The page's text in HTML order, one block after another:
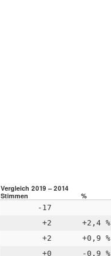
Vergleich 2019 – 2014
Stimmen %
-17
+2 +2,4 %
+2 +0,9 %
+0 -0,9 %